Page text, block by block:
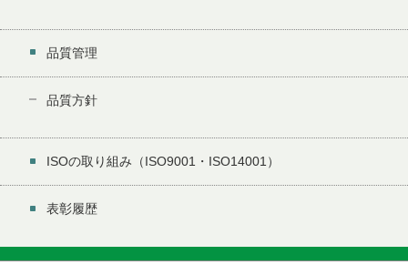
品質管理
品質方針
ISOの取り組み（ISO9001・ISO14001）
表彰履歴